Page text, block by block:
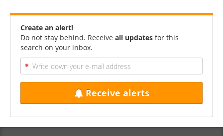
Create an alert!
Do not stay behind. Receive all updates for this
search on your inbox.
Receive alerts